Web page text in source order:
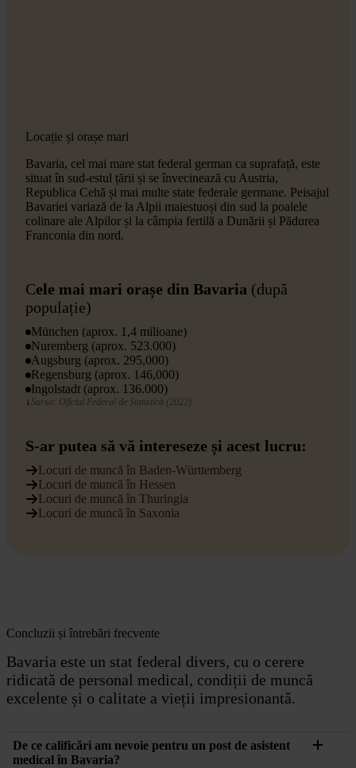
Locație și orașe mari
Bavaria, cel mai mare stat federal german ca suprafață, este
situat în sud-estul țării și se învecinează cu Austria,
Republica Cehă și mai multe state federale germane. Peisajul
Bavariei variază de la Alpii maiestuoși din sud la poalele
colinare ale Alpilor și la câmpia fertilă a Dunării și Pădurea
Franconia din nord.
Cele mai mari orașe din Bavaria (după
populație)
München (aprox. 1,4 milioane)
Nuremberg (aprox. 523.000)
Augsburg (aprox. 295,000)
Regensburg (aprox. 146,000)
Ingolstadt (aprox. 136.000)
Sursa: Oficiul Federal de Statistică (2022)
S-ar putea să vă intereseze și acest lucru:
Locuri de muncă în Baden-Württemberg
Locuri de muncă în Hessen
Locuri de muncă în Thuringia
Locuri de muncă în Saxonia
Concluzii și întrebări frecvente
Bavaria este un stat federal divers, cu o cerere
ridicată de personal medical, condiții de muncă
excelente și o calitate a vieții impresionantă.
De ce calificări am nevoie pentru un post de asistent
medical în Bavaria?